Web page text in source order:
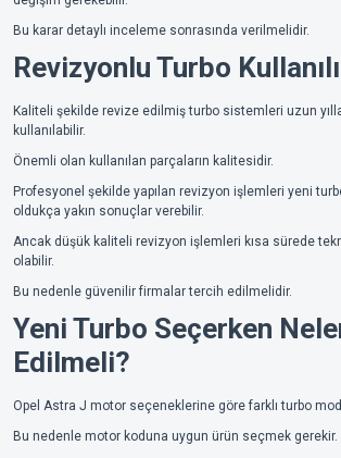
Bu karar detaylı inceleme sonrasında verilmelidir.
Revizyonlu Turbo
Kaliteli şekilde revize edilmiş turbo sistemleri uzun
kullanılabilir.
Önemli olan kullanılan parçaların kalitesidir.
Profesyonel şekilde yapılan revizyon işlemleri yeni
oldukça yakın sonuçlar verebilir.
Ancak düşük kaliteli revizyon işlemleri kısa sürede
olabilir.
Bu nedenle güvenilir firmalar tercih edilmelidir.
Yeni Turbo Seçerken
Edilmeli?
Opel Astra J motor seçeneklerine göre farklı turbo
Bu nedenle motor koduna uygun ürün seçmek gerekir.